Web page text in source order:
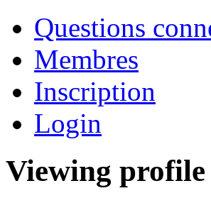
Questions
Membres
Inscription
Login
Viewing